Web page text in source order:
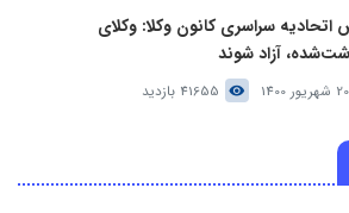
اتحادیه سراسری کانون وکلا: وکلای
آزاد شوند
20 شهریور 1400 41655 بازدید